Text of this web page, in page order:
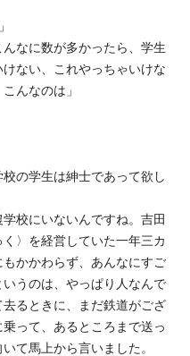
んなに数が多かったら、学生
ない、これやっちゃいけな
んなのは」
の学生は紳士であって欲し
校にいないんですね。吉田
〉を経営していた一年三カ
かかわらず、あんなにすご
うのは、やっぱり人なんで
るときに、まだ鉄道がござ
って、あるところまで送っ
て馬上から言いました。